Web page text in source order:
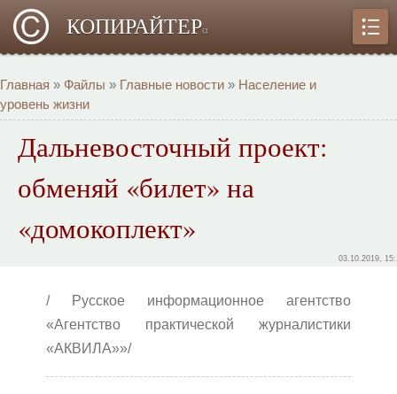
КОПИРАЙТЕРα
Главная » Файлы » Главные новости » Население и
уровень жизни
Дальневосточный проект:
обменяй «билет» на
«домокоплект»
03.10.2019,
/ Русское информационное агентство
«Агентство практической журналистики
«АКВИЛА»»/